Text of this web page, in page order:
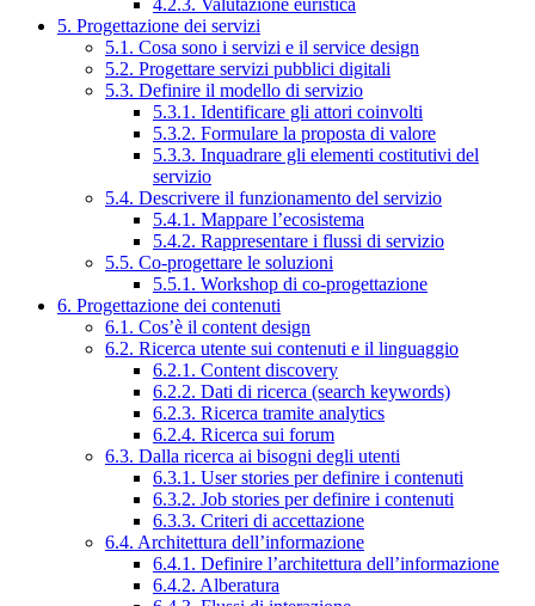
4.2.3. Valutazione euristica
5. Progettazione dei servizi
5.1. Cosa sono i servizi e il service design
5.2. Progettare servizi pubblici digitali
5.3. Definire il modello di servizio
5.3.1. Identificare gli attori coinvolti
5.3.2. Formulare la proposta di valore
5.3.3. Inquadrare gli elementi costitutivi del
servizio
5.4. Descrivere il funzionamento del servizio
5.4.1. Mappare l’ecosistema
5.4.2. Rappresentare i flussi di servizio
5.5. Co-progettare le soluzioni
5.5.1. Workshop di co-progettazione
6. Progettazione dei contenuti
6.1. Cos’è il content design
6.2. Ricerca utente sui contenuti e il linguaggio
6.2.1. Content discovery
6.2.2. Dati di ricerca (search keywords)
6.2.3. Ricerca tramite analytics
6.2.4. Ricerca sui forum
6.3. Dalla ricerca ai bisogni degli utenti
6.3.1. User stories per definire i contenuti
6.3.2. Job stories per definire i contenuti
6.3.3. Criteri di accettazione
6.4. Architettura dell’informazione
6.4.1. Definire l’architettura dell’informazione
6.4.2. Alberatura